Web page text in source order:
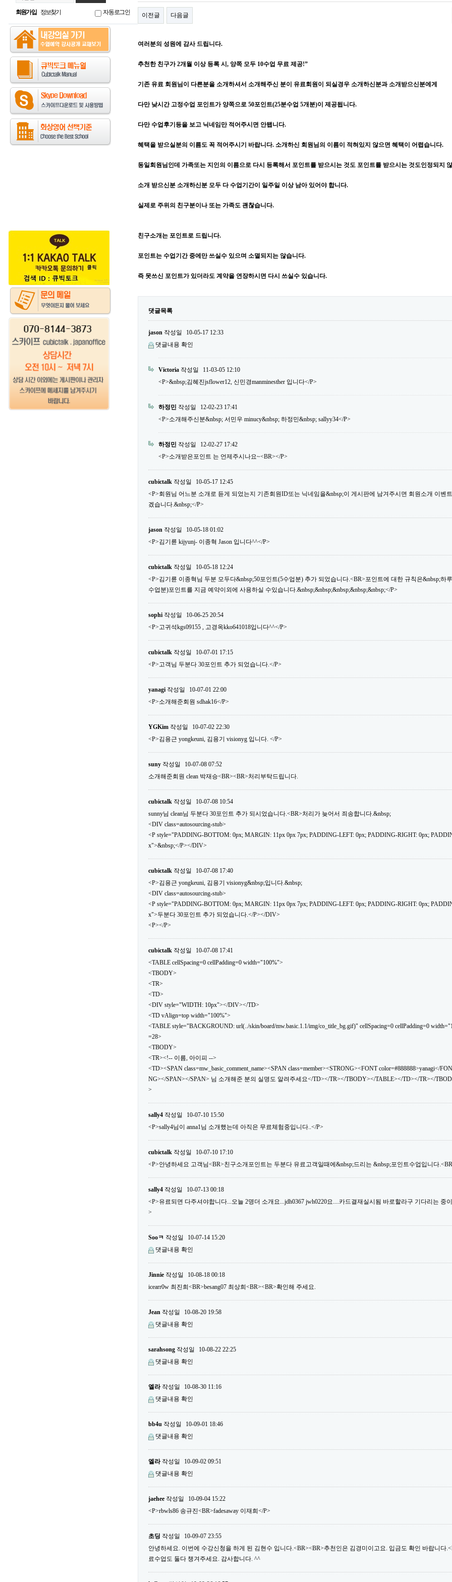
회원가입 정보찾기 자동로그인 이전글 다음글
여러분의 성원에 감사 드립니다.
추천한 친구가 2개월 이상 등록 시, 양쪽 모두 10수업 무료 제공!”
기존 유료 회원님이 다른분을 소개하셔서 소개해주신 분이 유료회원이 되실경우 소개하신분과 소개받으신분에게
다만 낮시간 고정수업 포인트가 양쪽으로 50포인트(25분수업 5개분)이 제공됩니다.
다만 수업후기등을 보고 닉네임만 적어주시면 안됍니다.
혜택을 받으실분의 이름도 꼭 적어주시기 바랍니다. 소개하신 회원님의 이름이 적혀있지 않으면 혜택이 어렵습니다.
동일회원님인데 가족또는 지인의 이름으로 다시 등록해서 포인트를 받으시는 것도 포인트를 받으시는 것도인정되지
소개 받으신분 소개하신분 모두 다 수업기간이 일주일 이상 남아 있어야 합니다.
실제로 주위의 친구분이나 또는 가족도 괜찮습니다.
친구소개는 포인트로 드립니다.
포인트는 수업기간 중에만 쓰실수 있으며 소멸되지는 않습니다.
즉 못쓰신 포인트가 있더라도 계약을 연장하시면 다시 쓰실수 있습니다.
댓글목록
jason 작성일
10-05-17 12:33
댓글내용 확인
Victoria 작성일
11-03-05 12:10
<P>&nbsp;김혜진jsflower12, 신민경manminesther 입니다</P>
하정민 작성일
12-02-23 17:41
<P>소개해주신분&nbsp; 서민우 minucy&nbsp; 하정민&nbsp; sallyy34</P>
하정민 작성일
12-02-27 17:42
<P>소개받은포인트 는 언제주시나요~<BR></P>
cubictalk 작성일
10-05-17 12:45
<P>회원님 어느분 소개로 듣게 되었는지 기존회원ID또는 닉네임을&nbsp;이 게시판에 남겨주시면 회원소개 이벤
겠습니다.&nbsp;</P>
jason 작성일
10-05-18 01:02
<P>김기륜 kijyunj- 이종혁 Jason 입니다^^</P>
cubictalk 작성일
10-05-18 12:24
<P>김기륜 이종혁님 두분 모두다&nbsp;50포인트(5수업분) 추가 되었습니다.<BR>포인트에 대한 규칙은&nbsp;하
수업분)포인트를 지금 예약이외에 사용하실 수있습니다.&nbsp;&nbsp;&nbsp;&nbsp;&nbsp;</P>
sophi 작성일
10-06-25 20:54
<P>고귀석kgs09155 , 고경옥kko641018입니다^^</P>
cubictalk 작성일
10-07-01 17:15
<P>고객님 두분다 30포인트 추가 되었습니다.</P>
yanagi 작성일
10-07-01 22:00
<P>소개해준회원 sdhak16</P>
YGKim 작성일
10-07-02 22:30
<P>김용근 yongkeuni, 김용기 visionyg 입니다. </P>
suny 작성일
10-07-08 07:52
소개해준회원 clean 박재승<BR><BR>처리부탁드립니다.
cubictalk 작성일
10-07-08 10:54
sunny님 clean님 두분다 30포인트 추가 되시었습니다.<BR>처리가 늦어서 죄송합니다.&nbsp;
<DIV class=autosourcing-stub>
<P style="PADDING-BOTTOM: 0px; MARGIN: 11px 0px 7px; PADDING-LEFT: 0px; PADDING-RIGHT: 0px;
x">&nbsp;</P></DIV>
cubictalk 작성일
10-07-08 17:40
<P>김용근 yongkeuni, 김용기 visionyg&nbsp;입니다.&nbsp;
<DIV class=autosourcing-stub>
<P style="PADDING-BOTTOM: 0px; MARGIN: 11px 0px 7px; PADDING-LEFT: 0px; PADDING-RIGHT: 0px;
x">두분다 30포인트 추가 되었습니다.</P></DIV>
<P></P>
cubictalk 작성일
10-07-08 17:41
<TABLE cellSpacing=0 cellPadding=0 width="100%">
<TBODY>
<TR>
<TD>
<DIV style="WIDTH: 10px"></DIV></TD>
<TD vAlign=top width="100%">
<TABLE style="BACKGROUND: url(../skin/board/mw.basic.1.1/img/co_title_bg.gif)" cellSpacing=0 cellPadding=0
=28>
<TBODY>
<TR><!-- 이름, 아이피 -->
<TD><SPAN class=mw_basic_comment_name><SPAN class=member><STRONG><FONT color=#888888>yanagi</
NG></SPAN></SPAN> 님 소개해준 분의 실명도 알려주세요</TD></TR></TBODY></TABLE></TD></TR></
>
sally4 작성일
10-07-10 15:50
<P>sally4님이 anna1님 소개했는데 아직은 무료체험중입니다..</P>
cubictalk 작성일
10-07-10 17:10
<P>안녕하세요 고객님<BR>친구소개포인트는 두분다 유료고객일때에&nbsp;드리는 &nbsp;포인트수업입니다
sally4 작성일
10-07-13 00:18
<P>유료되면 다주셔야합니다...오늘 2명더 소개요...jdh0367 jwh0220요....카드결재실시됨 바로할라구 기다리는 중
>
Sooㅋ 작성일
10-07-14 15:20
댓글내용 확인
Jinnie 작성일
10-08-18 00:18
icearr0w 최진희<BR>besang07 최상희<BR><BR>확인해 주세요.
Jean 작성일
10-08-20 19:58
댓글내용 확인
sarahsong 작성일
10-08-22 22:25
댓글내용 확인
엘라작성일
10-08-30 11:16
댓글내용 확인
bb4u 작성일
10-09-01 18:46
댓글내용 확인
엘라작성일
10-09-02 09:51
댓글내용 확인
jaehee 작성일
10-09-04 15:22
<P>rbwls86 송규진<BR>fadesaway 이재희</P>
초딩 작성일
10-09-07 23:55
안녕하세요. 이번에 수강신청을 하게 된 김현수 입니다.<BR><BR>추천인은 김경미이고요. 입금도 확인 바랍니다
료수업도 둘다 챙겨주세요. 감사합니다. ^^